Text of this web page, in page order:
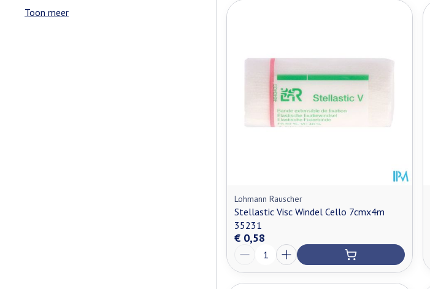
Toon meer
Lohmann Rauscher
Stellastic Visc Windel Cello 7cmx4m
35231
€ 0,58